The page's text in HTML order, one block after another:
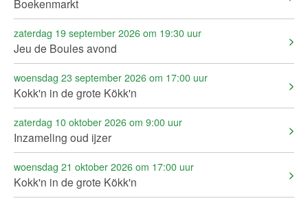
Boekenmarkt
zaterdag 19 september 2026 om 19:30 uur
Jeu de Boules avond
woensdag 23 september 2026 om 17:00 uur
Kokk'n in de grote Kökk'n
zaterdag 10 oktober 2026 om 9:00 uur
Inzameling oud ijzer
woensdag 21 oktober 2026 om 17:00 uur
Kokk'n in de grote Kökk'n